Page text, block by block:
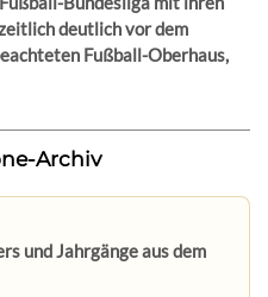
deutlich vor dem
Fußball-Oberhaus,
Archiv
und Jahrgänge aus dem